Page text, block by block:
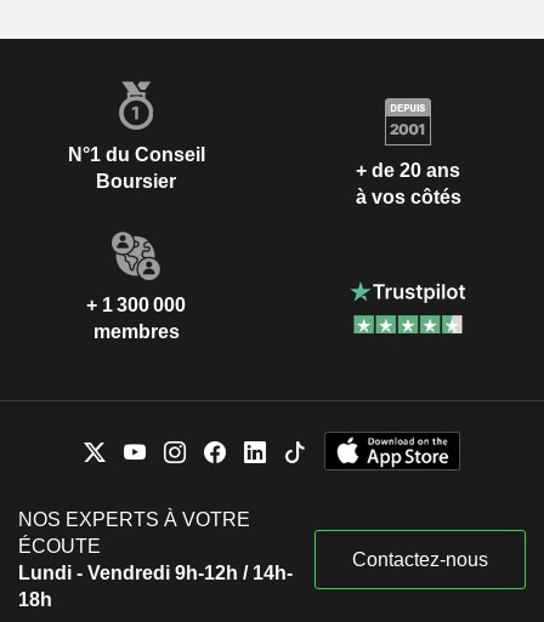
N°1 du Conseil
Boursier
+ de 20 ans
à vos côtés
+ 1 300 000
membres
NOS EXPERTS À VOTRE
ÉCOUTE
Lundi - Vendredi 9h-12h / 14h-
18h
Contactez-nous